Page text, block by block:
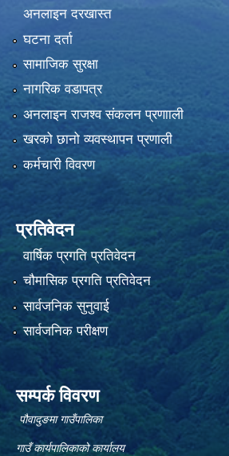
अनलाइन दरखास्त
घटना दर्ता
सामाजिक सुरक्षा
नागरिक वडापत्र
अनलाइन राजश्व संकलन प्रणााली
खरको छानो व्यवस्थापन प्रणाली
कर्मचारी विवरण
प्रतिवेदन
वार्षिक प्रगति प्रतिवेदन
चौमासिक प्रगति प्रतिवेदन
सार्वजनिक सुनुवाई
सार्वजनिक परीक्षण
सम्पर्क विवरण
पौवादुङमा गाउँपालिका
गाउँ कार्यपालिकाको कार्यालय